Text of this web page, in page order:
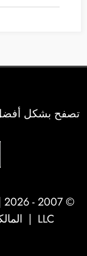
تصفح بشكل
© 2007 - 2026 | جميع الحقوق محفوظة لشركة
LLC
|